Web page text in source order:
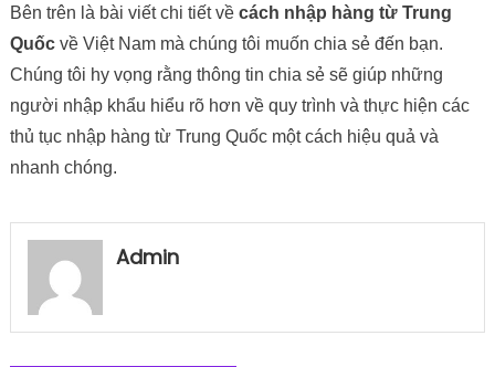
Bên trên là bài viết chi tiết về cách nhập hàng từ Trung
Quốcvề Việt Nam mà chúng tôi muốn chia sẻ đến bạn.
Chúng tôi hy vọng rằng thông tin chia sẻ sẽ giúp những
người nhập khẩu hiểu rõ hơn về quy trình và thực hiện các
thủ tục nhập hàng từ Trung Quốc một cách hiệu quả và
nhanh chóng.
Admin